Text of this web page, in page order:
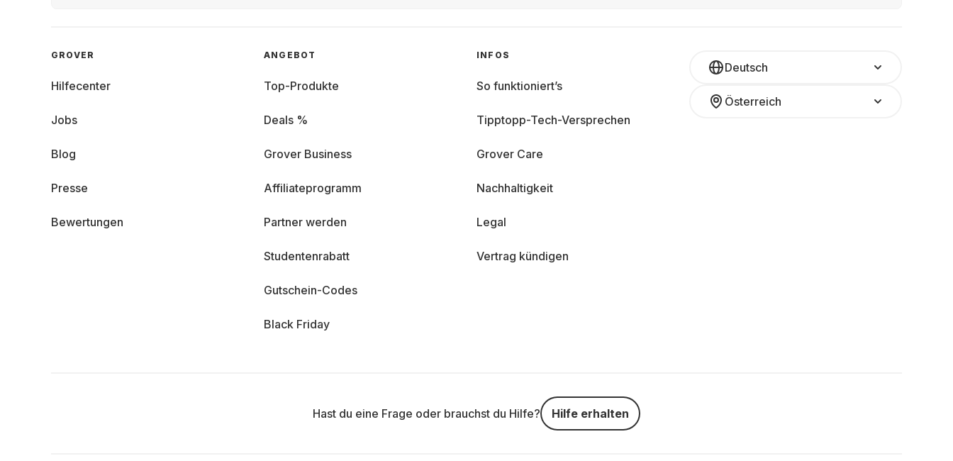
Deutsch
Österreich
GROVER
Hilfecenter
Jobs
Blog
Presse
Bewertungen
ANGEBOT
Top-Produkte
Deals %
Grover Business
Affiliateprogramm
Partner werden
Studentenrabatt
Gutschein-Codes
Black Friday
INFOS
So funktioniert’s
Tipptopp-Tech-Versprechen
Grover Care
Nachhaltigkeit
Legal
Vertrag kündigen
Hast du eine Frage oder brauchst du Hilfe? Hilfe erhalten